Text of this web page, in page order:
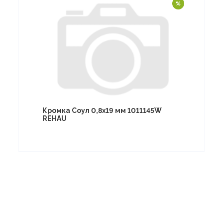
Кромка Соул 0,8х19 мм 1011145W
REHAU